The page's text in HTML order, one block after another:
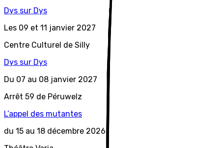
Dys sur Dys
Les 09 et 11 janvier 2027
Centre Culturel de Silly
Dys sur Dys
Du 07 au 08 janvier 2027
Arrêt 59 de Péruwelz
L’appel des mutantes
du 15 au 18 décembre 2026